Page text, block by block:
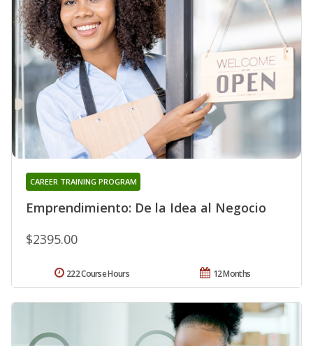
Emprendimiento: De la Idea al Negocio
CAREER TRAINING PROGRAM
$2395.00
12 Months
222 Course Hours